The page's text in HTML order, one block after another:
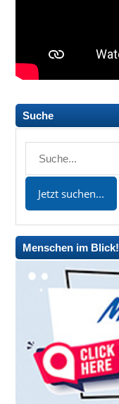
Suche
Menschen im Blick!